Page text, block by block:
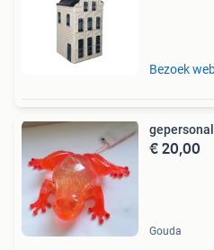
Bezoek
€ 20,00
Gouda